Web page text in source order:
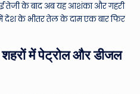
के बाद अब यह आशंका और गहरी
देश के भीतर तेल के दाम एक बार फिर
में पेट्रोल और डीजल